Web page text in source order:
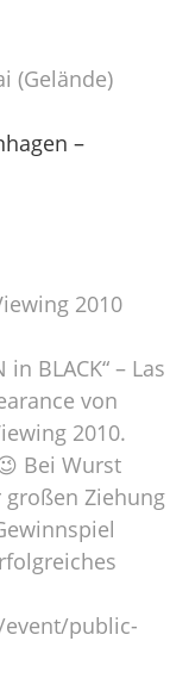
(Gelände)
–
2010
BLACK“ – Las
von
2010.
Bei Wurst
Ziehung
public-